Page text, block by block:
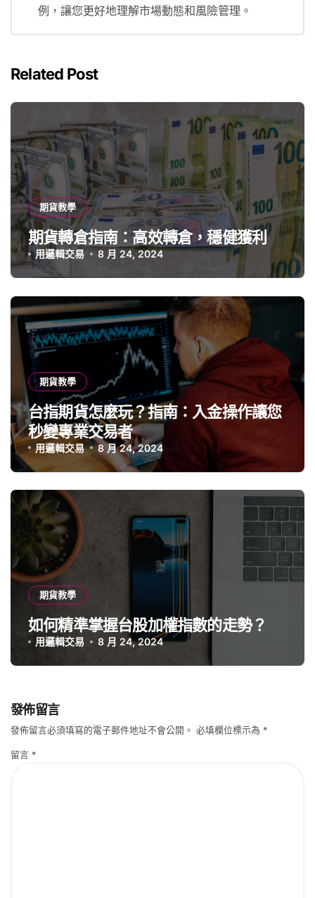
例，讓您更好地理解市場動態和風險管理。
Related Post
期貨教學
期貨轉倉指南：高效轉倉，穩健獲利
用邏輯交易 8 月 24, 2024
期貨教學
台指期貨怎麼玩？指南：入金操作讓您
秒變專業交易者
用邏輯交易 8 月 24, 2024
期貨教學
如何精準掌握台股加權指數的走勢？
用邏輯交易 8 月 24, 2024
發佈留言
發佈留言必須填寫的電子郵件地址不會公開。 必填欄位標示為 *
留言 *